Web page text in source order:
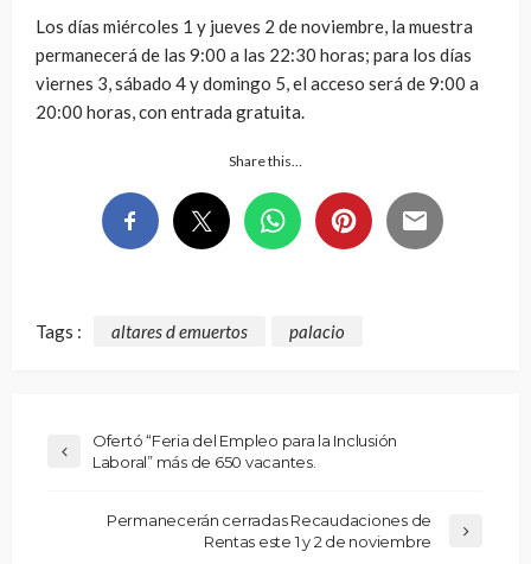
Los días miércoles 1 y jueves 2 de noviembre, la muestra
permanecerá de las 9:00 a las 22:30 horas; para los días
viernes 3, sábado 4 y domingo 5, el acceso será de 9:00 a
20:00 horas, con entrada gratuita.
Share this…
Tags : altares d emuertos palacio
Ofertó “Feria del Empleo para la Inclusión
Laboral” más de 650 vacantes.
Permanecerán cerradas Recaudaciones de
Rentas este 1 y 2 de noviembre